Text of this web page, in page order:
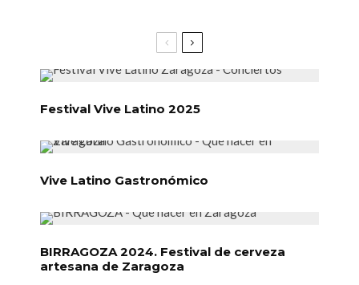
Festival Vive Latino 2025
Vive Latino Gastronómico
BIRRAGOZA 2024. Festival de cerveza
artesana de Zaragoza